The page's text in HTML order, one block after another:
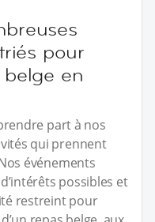
pour
belge en
part à nos
qui prennent
événements
possibles et
restreint pour